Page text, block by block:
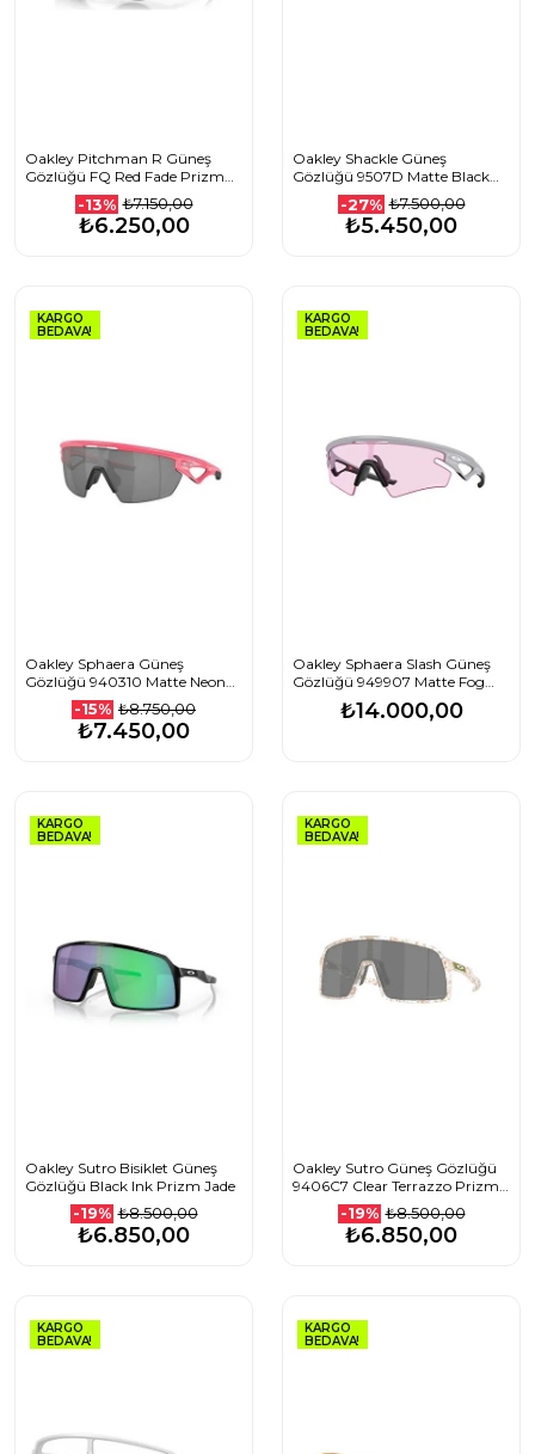
Oakley Pitchman R Güneş
Gözlüğü FQ Red Fade Prizm
Black Gradient
-13% ₺7.150,00
₺6.250,00
Oakley Shackle Güneş
Gözlüğü 9507D Matte Black
Prizm Sapphire 950701 52
Ekartman
-27% ₺7.500,00
₺5.450,00
KARGO
BEDAVA!
Oakley Sphaera Güneş
Gözlüğü 940310 Matte Neon
Pink Prizm Black
-15% ₺8.750,00
₺7.450,00
KARGO
BEDAVA!
Oakley Sphaera Slash Güneş
Gözlüğü 949907 Matte Fog
Prizm Low Light
₺14.000,00
KARGO
BEDAVA!
Oakley Sutro Bisiklet Güneş
Gözlüğü Black Ink Prizm Jade
-19% ₺8.500,00
₺6.850,00
KARGO
BEDAVA!
Oakley Sutro Güneş Gözlüğü
9406C7 Clear Terrazzo Prizm
-19% ₺8.500,00
₺6.850,00
KARGO
BEDAVA!
KARGO
BEDAVA!